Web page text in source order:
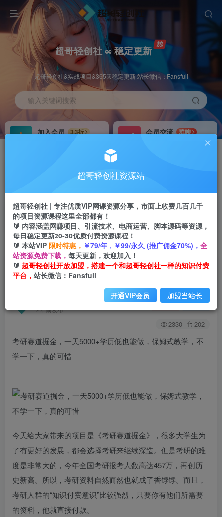
超哥轻创社 ∞ 稳定更新
超哥轻创社&实战项目&365天稳定更新 站长微信：Fansfuli
输入关键词搜索
加入会员
3.3折
会员交流
群聊
推广返佣高达70%
首页 创业课程 会员免费 正文
考研赛道掘金，一天5000+学历低也能做，保姆式
教学，不学一下，真的可惜
2年前发布
关注 私信
2330 202
考研赛道掘金，一天5000+学历低也能做，保姆式教学，不
学一下，真的可惜
今天给大家带来的项目是《考研赛道掘金》，很多大学生为
了有更好的发展，都会选择考研来继续深造。但是考研的难
度是非常大的，今年全国考研报考人数高达457万，再创历
史新高。所以，考研资料自然而然也就成了香饽饽。而且，
考研人群的“知识付费意识”比较强烈，只要你有他们所需要
的资料，他就直接付款。
超哥轻创社资源站
超哥轻创社 | 专注优质VIP网课资源分享，市面上收费几百几千
的项目资源课程这里全部都有！
🔰 内容涵盖网赚项目、引流技术、电商运营、脚本源码等资源，
每日稳定更新20-30优质付费资源课程！
🔰 本站VIP 限时特惠， ￥79/年，￥99/永久 (推广佣金70%)， 全
站资源免费下载， 每天更新，欢迎加入！
🔰 超哥轻创社开放加盟，搭建一个和超哥轻创社一样的知识付费
平台， 站长微信：Fansfuli
开通VIP会员 加盟当站长